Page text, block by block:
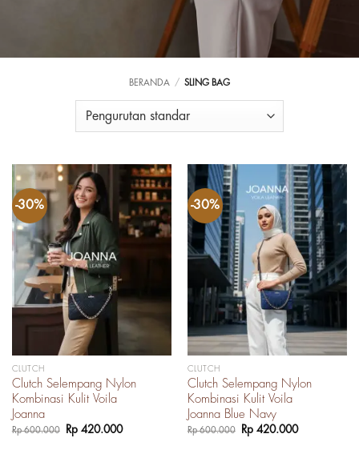
BERANDA / SLING BAG
-30%
CLUTCH
Clutch Selempang Nylon
Kombinasi Kulit Voila
Joanna
Rp600.000
Harga
aslinya
Rp 420.000Harga
-30%
CLUTCH
Clutch Selempang Nylon
Kombinasi Kulit Voila
Joanna Blue Navy
Rp600.000
Harga
aslinya
Rp 420.000Harga